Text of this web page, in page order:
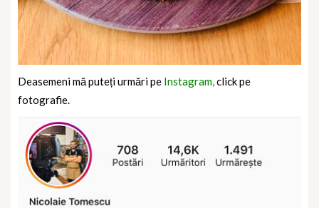
Deasemeni mă puteți urmări pe Instagram,click pe
fotografie.